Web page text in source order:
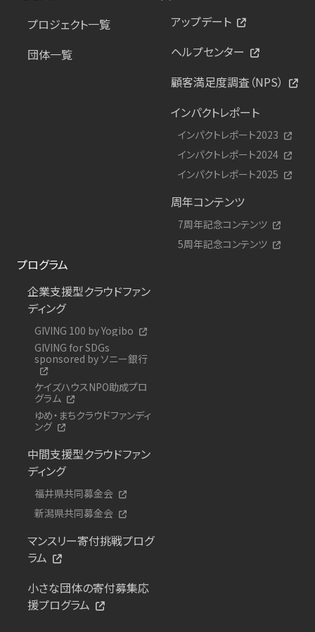
プロジェクト一覧
団体一覧
アップデート
ヘルプセンター
顧客満足度調査（NPS）
インパクトレポート
インパクトレポート2023
インパクトレポート2024
インパクトレポート2025
周年コンテンツ
7周年記念コンテンツ
5周年記念コンテンツ
プログラム
企業支援型クラウドファン
ディング
GIVING 100 by Yogibo
GIVING for SDGs
sponsored by ソニー銀行
ケイズハウスNPO助成プロ
グラム
ゆめ・まちクラウドファンディ
ング
中間支援型クラウドファン
ディング
福井県共同募金会
新潟県共同募金会
マンスリー寄付挑戦プログ
ラム
小さな団体の寄付募集応
援プログラム